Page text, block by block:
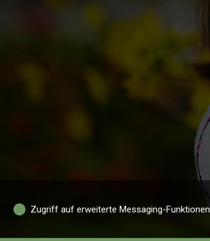
Zugriff auf erweiterte Messaging-Funktionen